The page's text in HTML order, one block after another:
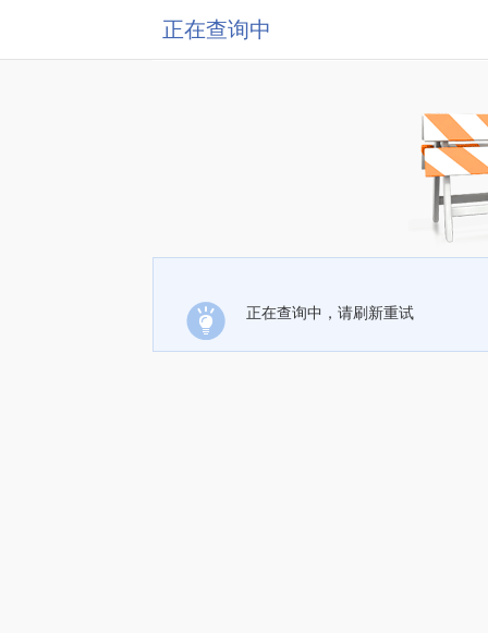
正在查询中
正在查询中，请刷新重试